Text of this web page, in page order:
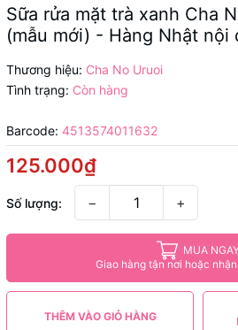
Sữa rửa mặt trà xanh Cha
(mẫu mới) - Hàng Nhật nội
Thương hiệu: Cha No Uruoi
Tình trạng: Còn hàng
Barcode: 4513574011632
125.000₫
Số lượng: − +
MUA
Giao hàng tận nơi hoặc
THÊM VÀO GIỎ HÀNG